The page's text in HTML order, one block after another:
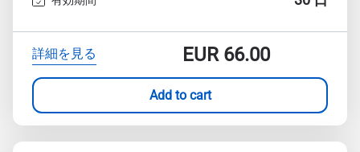
詳細を見る EUR66.00
Add to cart